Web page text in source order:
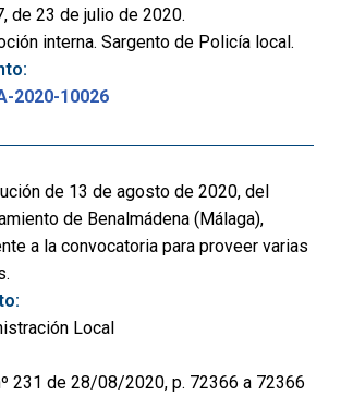
de 23 de julio de 2020.
interna. Sargento de Policía local.
2020-10026
de 13 de agosto de 2020, del
de Benalmádena (Málaga),
a la convocatoria para proveer varias
Local
231 de 28/08/2020, p. 72366 a 72366